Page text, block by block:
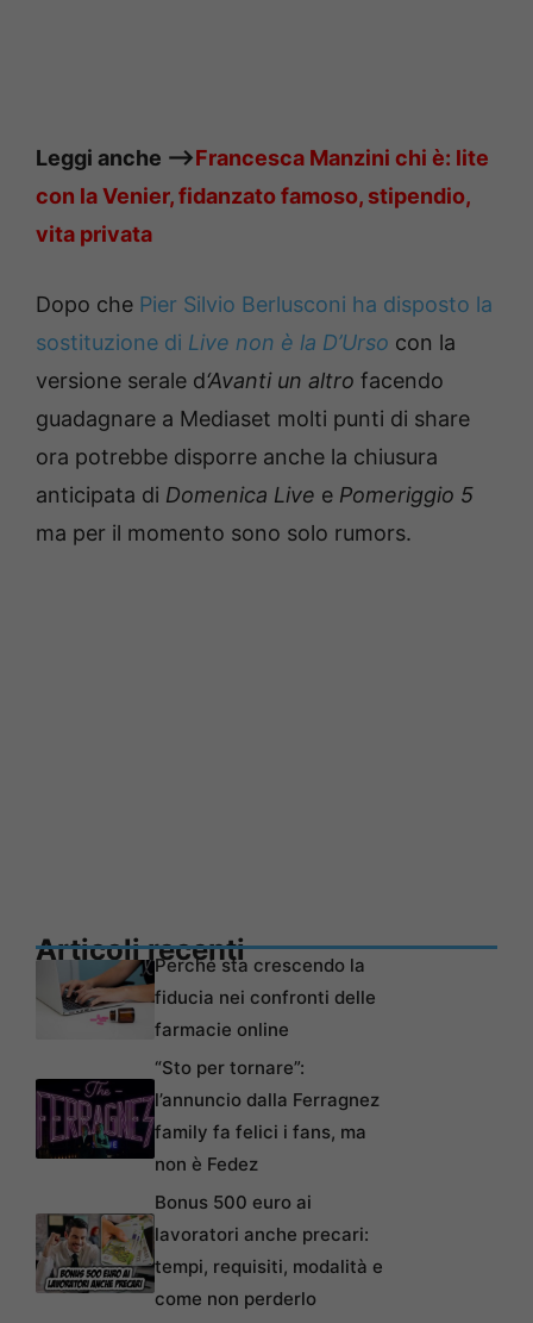
Leggi anche —->Francesca Manzini chi è: lite
con la Venier, fidanzato famoso, stipendio,
vita privata
Dopo che Pier Silvio Berlusconi ha disposto la
sostituzione di Live non è la D’Urso con la
versione serale d‘Avanti un altro facendo
guadagnare a Mediaset molti punti di share
ora potrebbe disporre anche la chiusura
anticipata di Domenica Live e Pomeriggio 5
ma per il momento sono solo rumors.
Articoli recentiPerché sta crescendo la
fiducia nei confronti delle
farmacie online
“Sto per tornare”:
l’annuncio dalla Ferragnez
family fa felici i fans, ma
non è Fedez
Bonus 500 euro ai
lavoratori anche precari:
tempi, requisiti, modalità e
come non perderlo